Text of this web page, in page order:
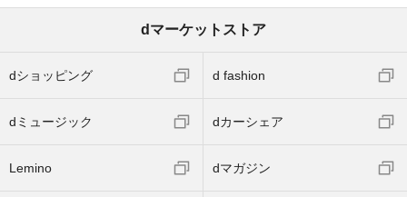
dマーケットストア
dショッピング d fashion
dミュージック dカーシェア
Lemino dマガジン